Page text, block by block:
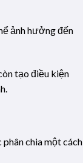
ảnh hưởng đến
tạo điều kiện
chia một cách